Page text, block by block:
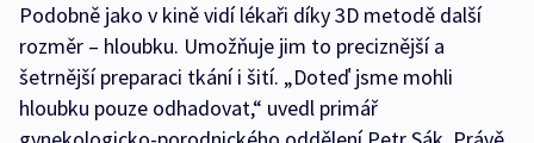
Podobně jako v kině vidí lékaři díky 3D metodě další
rozměr – hloubku. Umožňuje jim to preciznější a
šetrnější preparaci tkání i šití. „Doteď jsme mohli
hloubku pouze odhadovat,“ uvedl primář